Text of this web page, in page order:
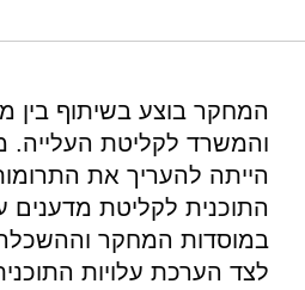
10.82514/evaluation-contribution-
scientists-enhancing-scientific-
research-industry
המחקר בוצע בשיתוף בין
והמשרד לקליטת
הייתה להעריך את
התוכנית לקליטת מדענים
במוסדות המחקר
לצד הערכת עלויות